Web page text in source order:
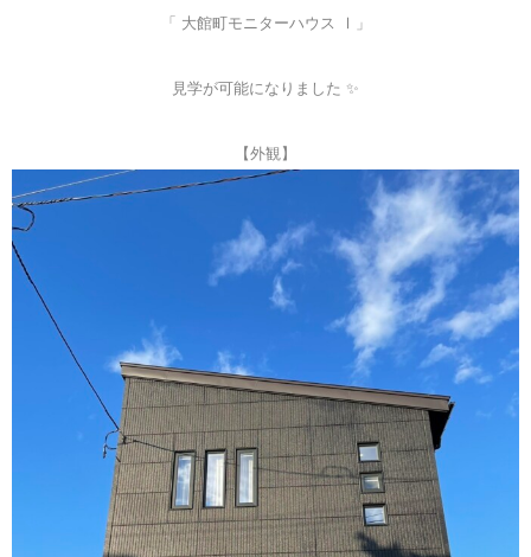
「 大館町モニターハウス Ⅰ」
見学が可能になりました ✨
【外観】